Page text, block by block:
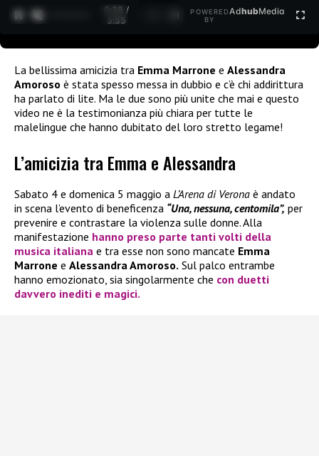
0:29 /
3:35
POWERED
BY
AdhubMedia
La bellissima amicizia tra Emma Marrone e Alessandra
Amoroso è stata spesso messa in dubbio e c’è chi addirittura
ha parlato di lite. Ma le due sono più unite che mai e questo
video ne è la testimonianza più chiara per tutte le
malelingue che hanno dubitato del loro stretto legame!
L’amicizia tra Emma e Alessandra
Sabato 4 e domenica 5 maggio a L’Arena di Verona è andato
in scena l’evento di beneficenza “Una, nessuna, centomila”, per
prevenire e contrastare la violenza sulle donne. Alla
manifestazione hanno preso parte tanti volti della
musica italiana e tra esse non sono mancate Emma
Marrone e Alessandra Amoroso. Sul palco entrambe
hanno emozionato, sia singolarmente che con duetti
davvero inediti e magici.